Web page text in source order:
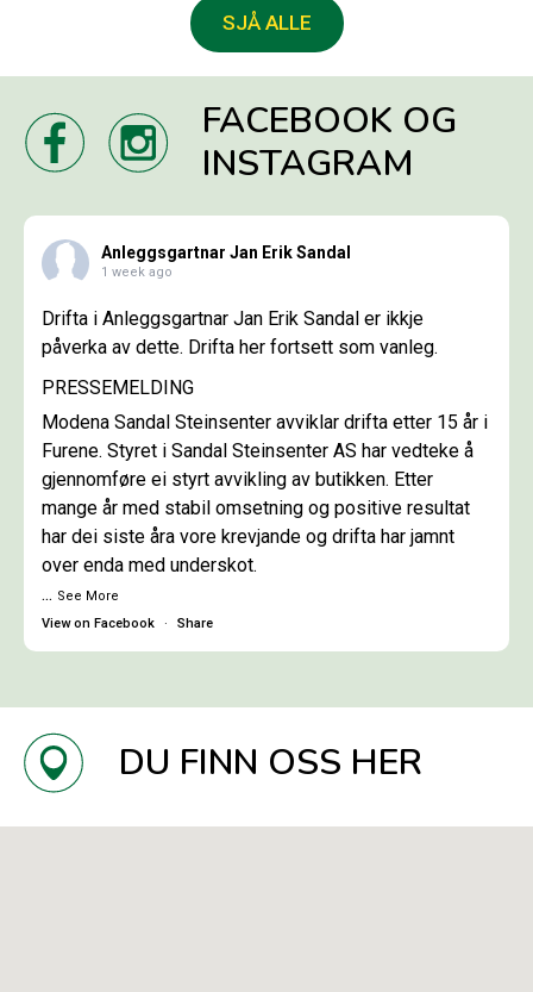
SJÅ ALLE
FACEBOOK OG
INSTAGRAM
Anleggsgartnar Jan Erik Sandal
1 week ago
Drifta i Anleggsgartnar Jan Erik Sandal er ikkje
påverka av dette. Drifta her fortsett som vanleg.
PRESSEMELDING
Modena Sandal Steinsenter avviklar drifta etter 15 år i
Furene. Styret i Sandal Steinsenter AS har vedteke å
gjennomføre ei styrt avvikling av butikken. Etter
mange år med stabil omsetning og positive resultat
har dei siste åra vore krevjande og drifta har jamnt
over enda med underskot.
... See More
View on Facebook
· Share
DU FINN OSS HER